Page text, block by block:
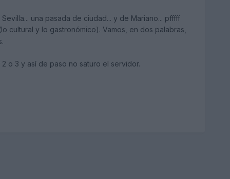
una pasada de ciudad... y de Mariano... pfffff
(lo cultural y lo gastronómico). Vamos, en dos palabras,
o 3 y así de paso no saturo el servidor.